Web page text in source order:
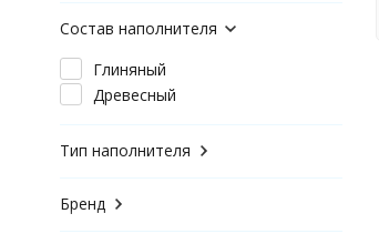
Состав наполнителя
Глиняный
Древесный
Тип наполнителя
Бренд